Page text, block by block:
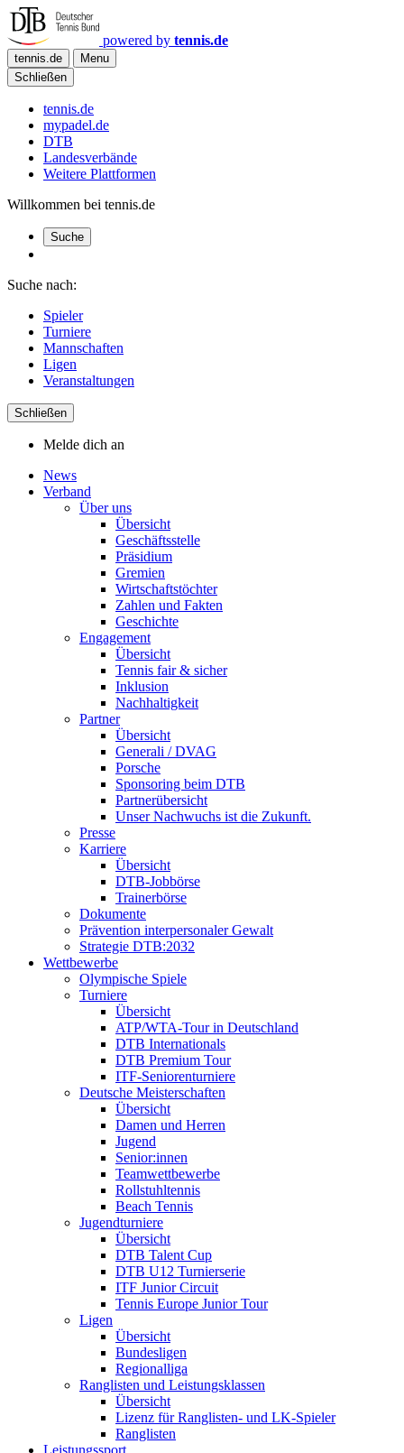
powered by tennis.de
tennis.de
Menu
Schließen
tennis.de
mypadel.de
DTB
Landesverbände
Weitere Plattformen
Willkommen bei tennis.de
Suche
Suche nach:
Spieler
Turniere
Mannschaften
Ligen
Veranstaltungen
Schließen
Melde dich an
News
Verband
Über uns
Übersicht
Geschäftsstelle
Präsidium
Gremien
Wirtschaftstöchter
Zahlen und Fakten
Geschichte
Engagement
Übersicht
Tennis fair & sicher
Inklusion
Nachhaltigkeit
Partner
Übersicht
Generali / DVAG
Porsche
Sponsoring beim DTB
Partnerübersicht
Unser Nachwuchs ist die Zukunft.
Presse
Karriere
Übersicht
DTB-Jobbörse
Trainerbörse
Dokumente
Prävention interpersonaler Gewalt
Strategie DTB:2032
Wettbewerbe
Olympische Spiele
Turniere
Übersicht
ATP/WTA-Tour in Deutschland
DTB Internationals
DTB Premium Tour
ITF-Seniorenturniere
Deutsche Meisterschaften
Übersicht
Damen und Herren
Jugend
Senior:innen
Teamwettbewerbe
Rollstuhltennis
Beach Tennis
Jugendturniere
Übersicht
DTB Talent Cup
DTB U12 Turnierserie
ITF Junior Circuit
Tennis Europe Junior Tour
Ligen
Übersicht
Bundesligen
Regionalliga
Ranglisten und Leistungsklassen
Übersicht
Lizenz für Ranglisten- und LK-Spieler
Ranglisten
Leistungssport